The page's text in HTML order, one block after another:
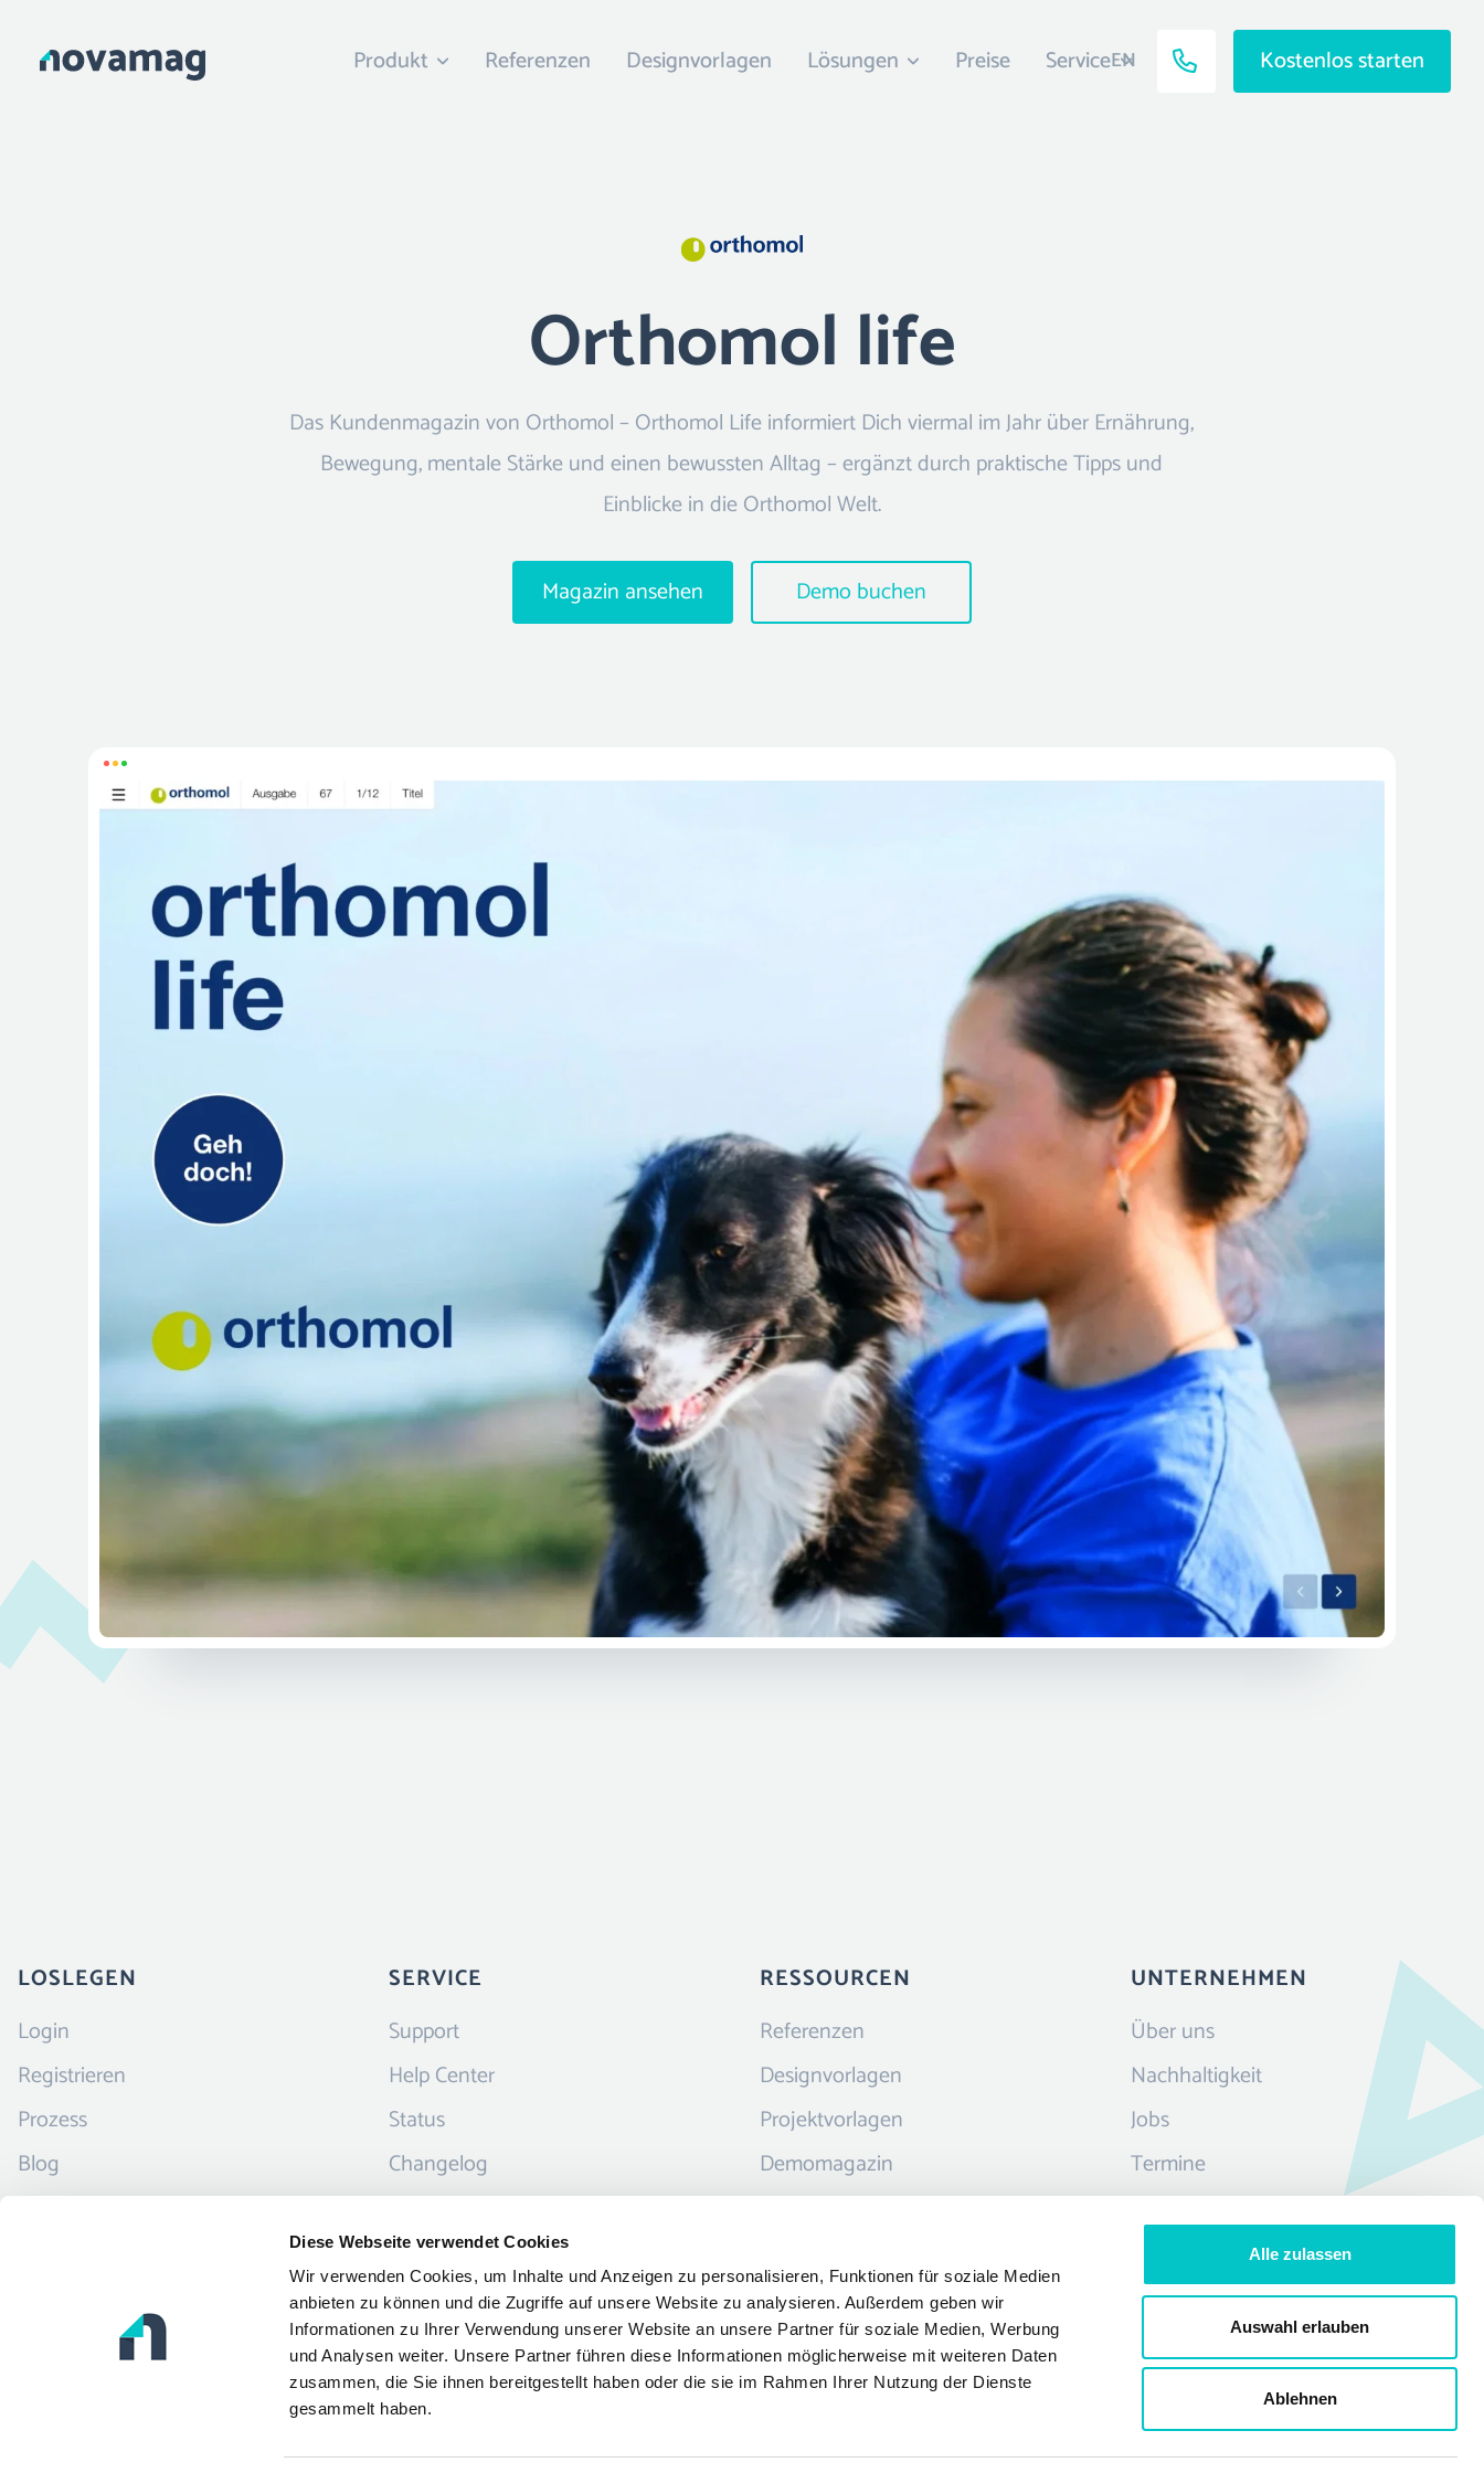
Diese Webseite verwendet Cookies
Wir verwenden Cookies, um Inhalte und Anzeigen zu personalisieren, Funktionen für soziale Medien
anbieten zu können und die Zugriffe auf unsere Website zu analysieren. Außerdem geben wir
Informationen zu Ihrer Verwendung unserer Website an unsere Partner für soziale Medien, Werbung
und Analysen weiter. Unsere Partner führen diese Informationen möglicherweise mit weiteren Daten
zusammen, die Sie ihnen bereitgestellt haben oder die sie im Rahmen Ihrer Nutzung der Dienste
gesammelt haben.
Alle zulassen
Auswahl erlauben
Ablehnen
Produkt Referenzen Designvorlagen Lösungen Preise ServiceEN Kostenlos starten
Orthomol life
Das Kundenmagazin von Orthomol – Orthomol Life informiert Dich viermal im Jahr über Ernährung,
Bewegung, mentale Stärke und einen bewussten Alltag – ergänzt durch praktische Tipps und
Einblicke in die Orthomol Welt.
Magazin ansehen Demo buchen
LOSLEGEN
Login
Registrieren
Prozess
Blog
SERVICE
Support
Help Center
Status
Changelog
FAQ
RESSOURCEN
Referenzen
Designvorlagen
Projektvorlagen
Demomagazin
UNTERNEHMEN
Über uns
Nachhaltigkeit
Jobs
Termine